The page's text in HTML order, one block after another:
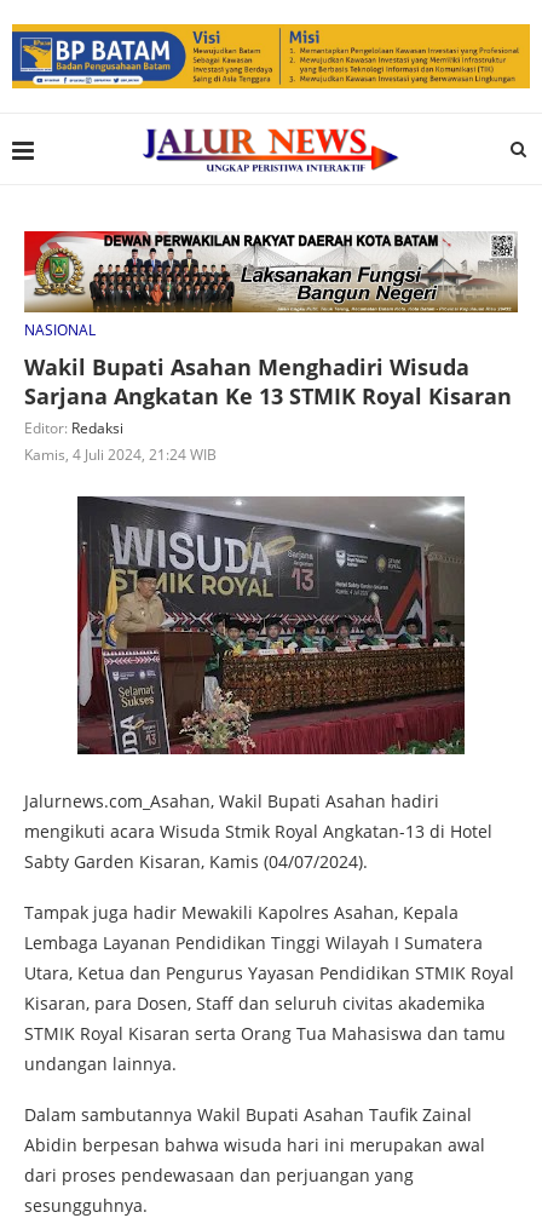
NASIONAL
Wakil Bupati Asahan Menghadiri Wisuda
Sarjana Angkatan Ke 13 STMIK Royal Kisaran
Editor: Redaksi
Kamis, 4 Juli 2024, 21:24 WIB
Jalurnews.com_Asahan, Wakil Bupati Asahan hadiri
mengikuti acara Wisuda Stmik Royal Angkatan-13 di Hotel
Sabty Garden Kisaran, Kamis (04/07/2024).
Tampak juga hadir Mewakili Kapolres Asahan, Kepala
Lembaga Layanan Pendidikan Tinggi Wilayah I Sumatera
Utara, Ketua dan Pengurus Yayasan Pendidikan STMIK Royal
Kisaran, para Dosen, Staff dan seluruh civitas akademika
STMIK Royal Kisaran serta Orang Tua Mahasiswa dan tamu
undangan lainnya.
Dalam sambutannya Wakil Bupati Asahan Taufik Zainal
Abidin berpesan bahwa wisuda hari ini merupakan awal
dari proses pendewasaan dan perjuangan yang
sesungguhnya.